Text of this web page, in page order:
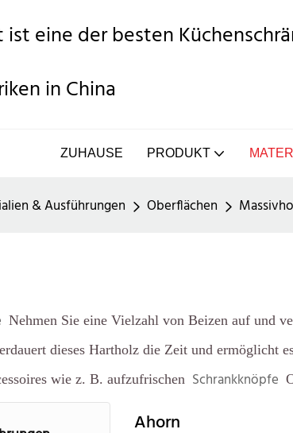
eine der besten
in China
ZUHAUSE PRODUKT
& Ausführungen Oberflächen
Nehmen Sie eine Vielzahl von Beizen auf und
dieses Hartholz die Zeit und ermöglicht
wie z. B. aufzufrischen Schrankknöpfe
Ahorn